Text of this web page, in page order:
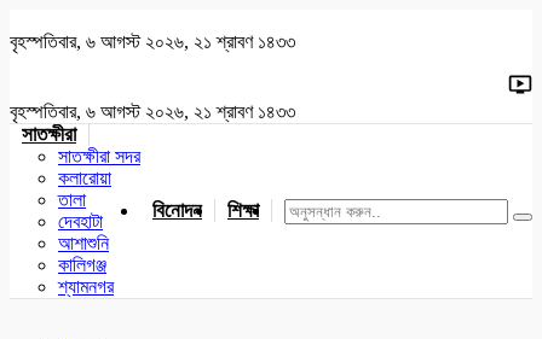
বৃহস্পতিবার, ৬ আগস্ট ২০২৬, ২১ শ্রাবণ ১৪৩৩
বৃহস্পতিবার, ৬ আগস্ট ২০২৬, ২১ শ্রাবণ ১৪৩৩
সাতক্ষীরা
সাতক্ষীরা সদর
কলারোয়া
তালা
দেবহাটা
আশাশুনি
কালিগঞ্জ
শ্যামনগর
বিনোদন শিক্ষা খেলাধুলা জাতীয় যশোর